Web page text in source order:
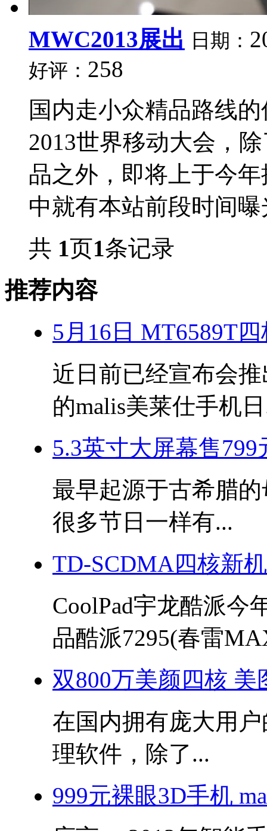
MWC2013展出 日期：
好评： 258
国内走小众精品路线
2013世界移动大会，
品之外，即将上于今
中就有本站前段时间
共 1页1条记录
推荐内容
5月16日 MT6589T
近日前已经宣布会
的malis美莱仕手机
5.3英寸大屏幕售
最早起源于古希腊
很多节日一样有...
TD-SCDMA四核新
CoolPad宇龙酷派今
品酷派7295(春雷
双800万美颜四核 美
在国内拥有庞大用
理软件，除了...
999元裸眼3D手机